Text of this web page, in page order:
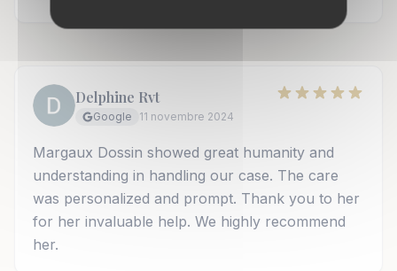
Delphine Rvt
Google 11 novembre 2024
Margaux Dossin showed great humanity and
understanding in handling our case. The care
was personalized and prompt. Thank you to her
for her invaluable help. We highly recommend
her.